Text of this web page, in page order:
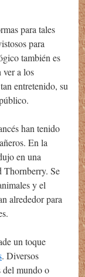
para tales
para
también es
ver a los
entretenido, su
han tenido
En la
en una
Thornberry. Se
y el
alrededor para
un toque
. Diversos
del mundo o